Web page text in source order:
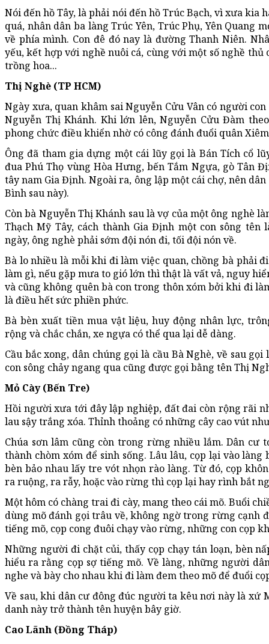
Nói đến hồ Tây, là phải nói đến hồ Trúc Bạch, vì xưa kia
quá, nhân dân ba làng Trúc Yên, Trúc Phụ, Yên Quang
về phía mình. Con đê đó nay là đường Thanh Niên.
yếu, kết hợp với nghề nuôi cá, cùng với một số nghề
trồng hoa...
Thị Nghè (TP HCM)
Ngày xưa, quan khâm sai Nguyễn Cửu Vân có người
Nguyễn Thị Khánh. Khi lớn lên, Nguyễn Cửu Đàm
phong chức điều khiển nhờ có công đánh đuổi quân
Ông đã tham gia dựng một cái lũy gọi là Bán Tích cổ
đua Phú Thọ vùng Hòa Hưng, bến Tắm Ngựa, gò Tân
tây nam Gia Định. Ngoài ra, ông lập một cái chợ, nên
Bình sau này).
Còn bà Nguyễn Thị Khánh sau là vợ của một ông nghè
Thạch Mỹ Tây, cách thành Gia Định một con sông
ngày, ông nghè phải sớm đội nón đi, tối đội nón về.
Bà lo nhiều là mỗi khi đi làm việc quan, chồng bà phải
làm gì, nếu gặp mưa to gió lớn thì thật là vất vả, nguy
và cũng không quên bà con trong thôn xóm bởi khi đi
là điều hết sức phiền phức.
Bà bèn xuất tiền mua vật liệu, huy động nhân lực,
rộng và chắc chắn, xe ngựa có thể qua lại dễ dàng.
Cầu bắc xong, dân chúng gọi là cầu Bà Nghè, về sau
con sông chảy ngang qua cũng được gọi bằng tên Thị
Mỏ Cày (Bến Tre)
Hồi người xưa tới đây lập nghiệp, đất đai còn rộng rãi
lau sậy trắng xóa. Thỉnh thoảng có những cây cao vút
Chúa sơn lâm cũng còn trong rừng nhiều lắm. Dân cư
thành chòm xóm để sinh sống. Lâu lâu, cọp lại vào
bèn bảo nhau lấy tre vót nhọn rào làng. Từ đó, cọp
ra ruộng, ra rẫy, hoặc vào rừng thì cọp lại hay rình bắt
Một hôm có chàng trai đi cày, mang theo cái mõ. Buổi
dùng mõ đánh gọi trâu về, không ngờ trong rừng cạnh
tiếng mõ, cọp cong đuôi chạy vào rừng, những con cọp
Những người đi chặt củi, thấy cọp chạy tán loạn, bèn
hiểu ra rằng cọp sợ tiếng mõ. Về làng, những người
nghe và bày cho nhau khi đi làm đem theo mõ để đuổi
Về sau, khi dân cư đông đúc người ta kêu nơi này là xứ
danh này trở thành tên huyện bây giờ.
Cao Lãnh (Đồng Tháp)